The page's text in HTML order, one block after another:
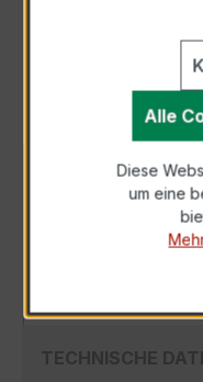
BESCHREIBUNG
Der
10VA Kl.0,5 ist
TECHNISCHE
Alle
Diese
um eine